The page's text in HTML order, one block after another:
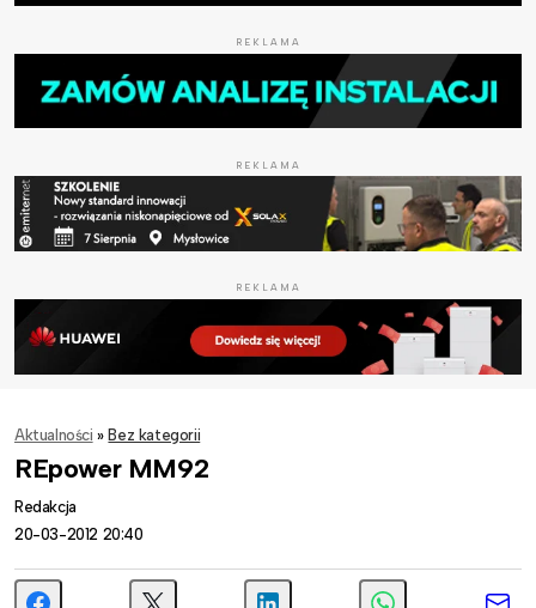
REKLAMA
REKLAMA
REKLAMA
Aktualności » Bez kategorii
REpower MM92
Redakcja
20-03-2012 20:40